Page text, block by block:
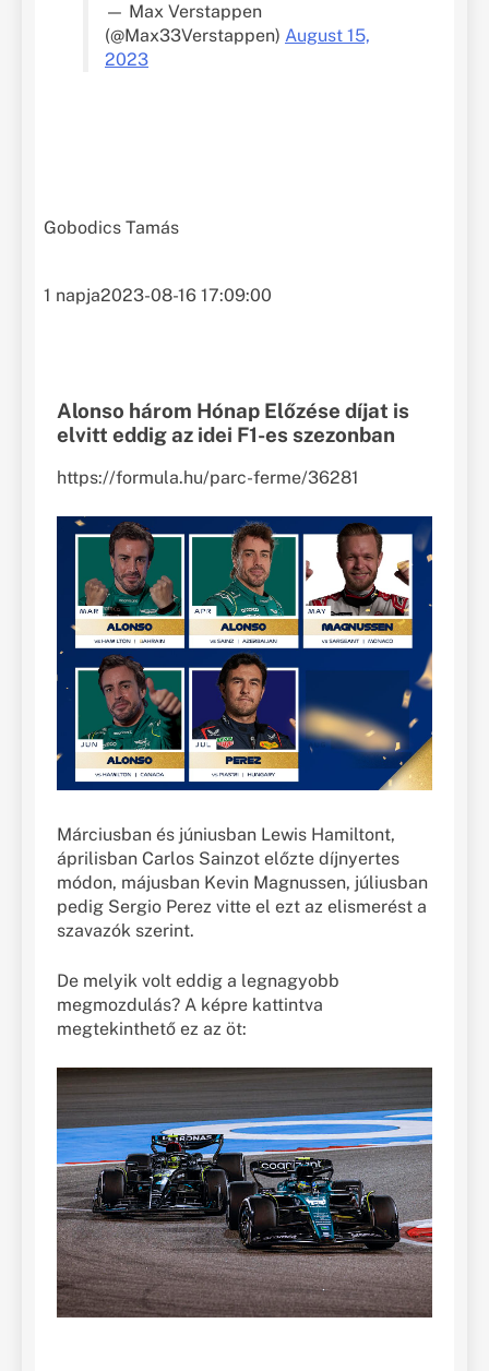
— Max Verstappen
(@Max33Verstappen) August 15,
2023
Gobodics Tamás
1 napja2023-08-16 17:09:00
Alonso három Hónap Előzése díjat is
elvitt eddig az idei F1-es szezonban
https://formula.hu/parc-ferme/36281
Márciusban és júniusban Lewis Hamiltont,
áprilisban Carlos Sainzot előzte díjnyertes
módon, májusban Kevin Magnussen, júliusban
pedig Sergio Perez vitte el ezt az elismerést a
szavazók szerint.
De melyik volt eddig a legnagyobb
megmozdulás? A képre kattintva
megtekinthető ez az öt: